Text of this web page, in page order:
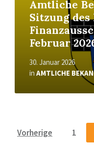
Amtliche
Sitzung
Februar
30. Januar 2026
in AMTLICHE
Vorherige 1